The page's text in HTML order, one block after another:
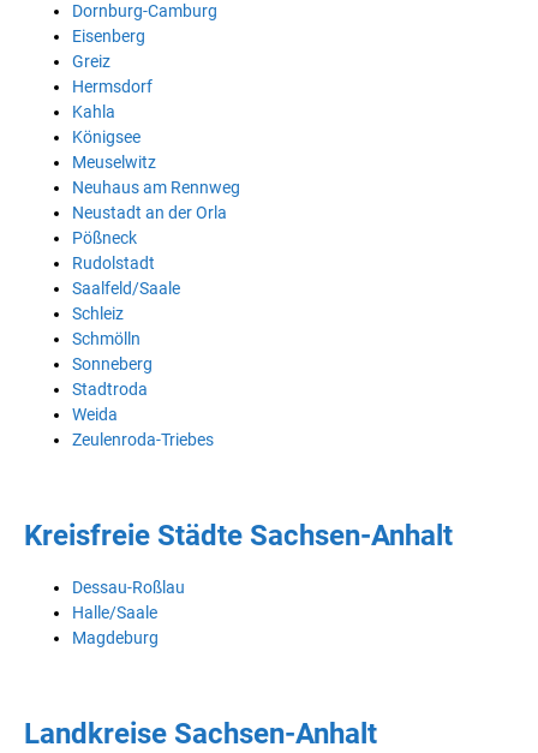
Dornburg-Camburg
Eisenberg
Greiz
Hermsdorf
Kahla
Königsee
Meuselwitz
Neuhaus am Rennweg
Neustadt an der Orla
Pößneck
Rudolstadt
Saalfeld/Saale
Schleiz
Schmölln
Sonneberg
Stadtroda
Weida
Zeulenroda-Triebes
Kreisfreie Städte Sachsen-Anhalt
Dessau-Roßlau
Halle/Saale
Magdeburg
Landkreise Sachsen-Anhalt